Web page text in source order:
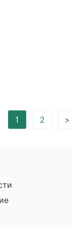
1 2 >